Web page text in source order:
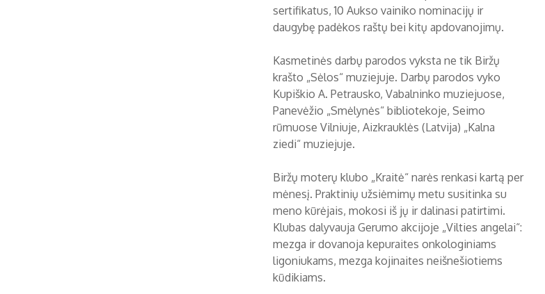
sertifikatus, 10 Aukso vainiko nominacijų ir
daugybę padėkos raštų bei kitų apdovanojimų.
Kasmetinės darbų parodos vyksta ne tik Biržų
krašto „Sėlos“ muziejuje. Darbų parodos vyko
Kupiškio A. Petrausko, Vabalninko muziejuose,
Panevėžio „Smėlynės“ bibliotekoje, Seimo
rūmuose Vilniuje, Aizkrauklės (Latvija) „Kalna
ziedi“ muziejuje.
Biržų moterų klubo „Kraitė“ narės renkasi kartą per
mėnesį. Praktinių užsiėmimų metu susitinka su
meno kūrėjais, mokosi iš jų ir dalinasi patirtimi.
Klubas dalyvauja Gerumo akcijoje „Vilties angelai“:
mezga ir dovanoja kepuraites onkologiniams
ligoniukams, mezga kojinaites neišnešiotiems
kūdikiams.